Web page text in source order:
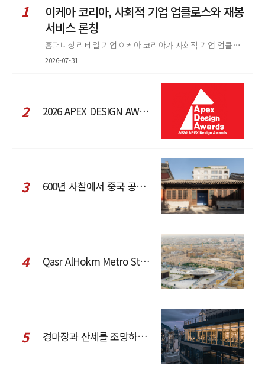
1
이케아 코리아, 사회적 기업 업클로스와 재봉
서비스 론칭
홈퍼니싱 리테일 기업 이케아 코리아가 사회적 기업 업클로스(Upcloth)와 협력해 재봉 서비스를 선보인다. 이번 협업은 이케
2026-07-31
2 2026 APEX DESIGN AWARDS
3 600년 사찰에서 중국 공예와 현대 패션을 직조한 ZARA x Fanglu Lin Pop-Up
4 Qasr AlHokm Metro Station, 구도심과 현대 공공 인프라의 접점을 제안하다
5 경마장과 산세를 조망하는 CCD Hong Kong Creative Center